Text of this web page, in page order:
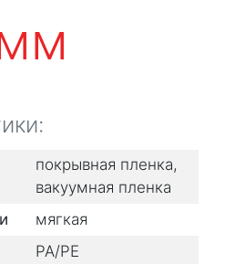
покрывная пленка,
вакуумная пленка
мягкая
PA/PE